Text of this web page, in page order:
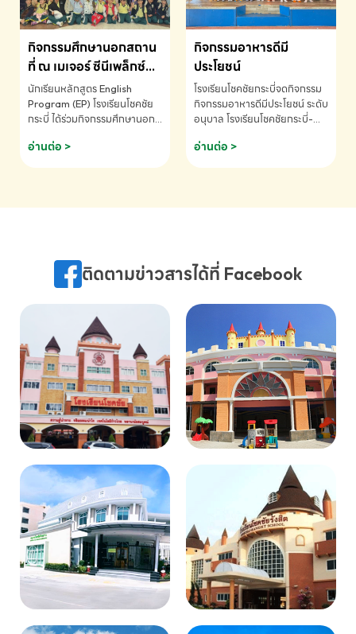
รางวัลรองชนะเลิศอันดับที่ 2
Mental Arithmetic
Competition K2 - ถ้วยรางวัล
รองชนะเลิศอันดับที่ 2 Mental
K2(Grop) โรงเรียนโชคชัยกระบี่-
สอบถามข้อมูลเพิ่มเติม โทร.
075-691910
กิจกรรมศึกษานอกสถาน
ที่ ณ เมเจอร์ ซีนีเพล็กซ์
ระดับประถมศึกษา (EP.1-
6)
นักเรียนหลักสูตร English
Program (EP) โรงเรียนโชคชัย
กระบี่ ได้ร่วมกิจกรรมศึกษานอก
ชมภาพยนตร์ Toy Story 5
(Soundtrack)เพื่อเสริมทักษะ
ภาษา ผ่านประสบการณ์การเรียนรู้
075-691910
อ่านต่อ >
กิจกรรมอาหารดีมี
ประโยชน์
โรงเรียนโชคชัยกระบี่จดกิจกรรม
กิจกรรมอาหารดีมีประโยชน์ ระดับ
อนุบาล โรงเรียนโชคชัยกระบี่-
075-691910
อ่านต่อ >
ติดตามข่าวสารได้ที่ Facebook